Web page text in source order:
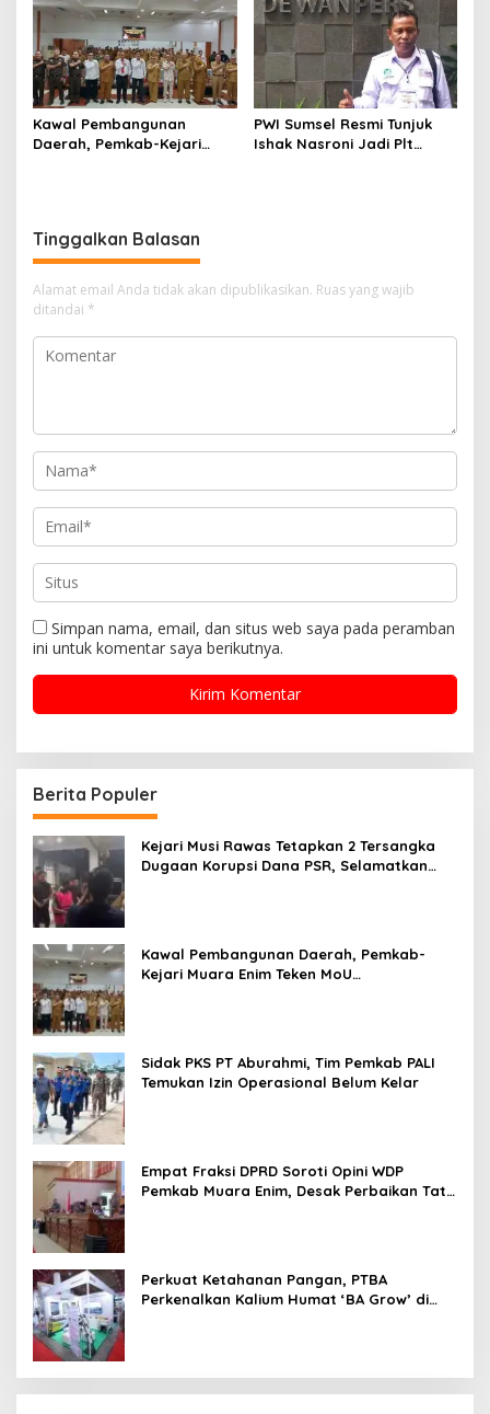
Kawal Pembangunan
Daerah, Pemkab-Kejari
PWI Sumsel Resmi Tunjuk
Ishak Nasroni Jadi Plt
Tinggalkan Balasan
Alamat email Anda tidak akan dipublikasikan. Ruas yang wajib
ditandai *
Simpan nama, email, dan situs web saya pada peramban
ini untuk komentar saya berikutnya.
Berita Populer
Kejari Musi Rawas Tetapkan 2 Tersangka
Dugaan Korupsi Dana PSR, Selamatkan
Kawal Pembangunan Daerah, Pemkab-
Kejari Muara Enim Teken MoU
Sidak PKS PT Aburahmi, Tim Pemkab PALI
Temukan Izin Operasional Belum Kelar
Empat Fraksi DPRD Soroti Opini WDP
Pemkab Muara Enim, Desak Perbaikan Tata
Perkuat Ketahanan Pangan, PTBA
Perkenalkan Kalium Humat ‘BA Grow’ di